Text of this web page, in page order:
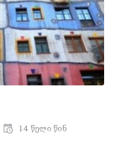
14 წელი წინ